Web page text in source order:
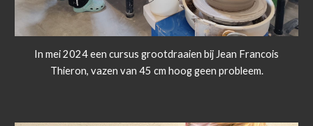
In mei 2024 een cursus grootdraaien bij Jean Francois
Thieron, vazen van 45 cm hoog geen probleem.